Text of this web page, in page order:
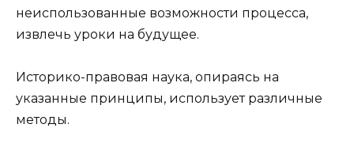
неиспользованные возможности процесса,
извлечь уроки на будущее.
Историко-правовая наука, опираясь на
указанные принципы, использует различные
методы.